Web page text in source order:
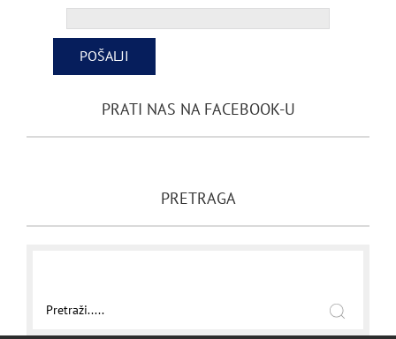
PRATI NAS NA FACEBOOK-U
PRETRAGA